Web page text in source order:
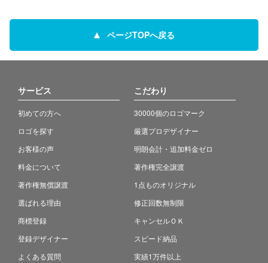
ページTOPへ戻る
サービス
初めての方へ
ロゴを探す
お客様の声
料金について
著作権無償譲渡
選ばれる理由
商標登録
登録デザイナー
よくある質問
こだわり
30000個のロゴマーク
厳選プロデザイナー
明朗会計・追加料金ゼロ
著作権完全譲渡
1点ものオリジナル
修正回数無制限
キャンセルＯＫ
スピード納品
実績1万件以上